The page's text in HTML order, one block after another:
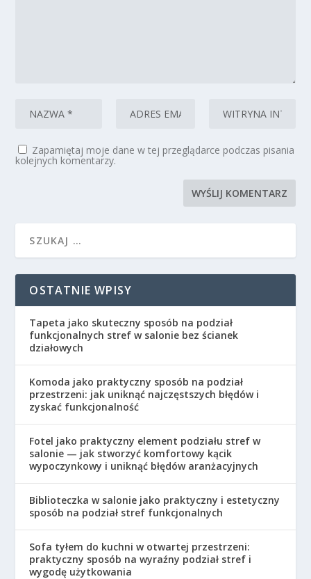
Zapamiętaj moje dane w tej przeglądarce podczas pisania
kolejnych komentarzy.
OSTATNIE WPISY
Tapeta jako skuteczny sposób na podział
funkcjonalnych stref w salonie bez ścianek
działowych
Komoda jako praktyczny sposób na podział
przestrzeni: jak uniknąć najczęstszych błędów i
zyskać funkcjonalność
Fotel jako praktyczny element podziału stref w
salonie — jak stworzyć komfortowy kącik
wypoczynkowy i uniknąć błędów aranżacyjnych
Biblioteczka w salonie jako praktyczny i estetyczny
sposób na podział stref funkcjonalnych
Sofa tyłem do kuchni w otwartej przestrzeni:
praktyczny sposób na wyraźny podział stref i
wygodę użytkowania